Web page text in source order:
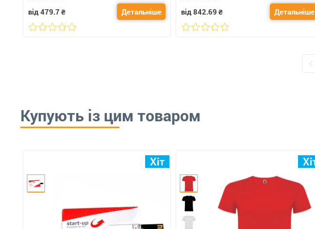
від 479.7 ₴ Детальніше від 842.69 ₴ Детальніше
Купують із цим товаром